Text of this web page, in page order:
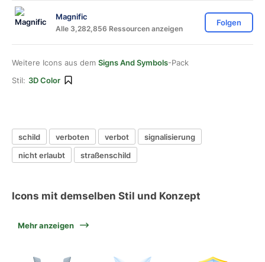
Magnific
Alle 3,282,856 Ressourcen anzeigen
Folgen
Weitere Icons aus dem Signs And Symbols-Pack
Stil: 3D Color
schild verboten verbot
signalisierung
nicht erlaubt
straßenschild
Icons mit demselben Stil und Konzept
Mehr anzeigen